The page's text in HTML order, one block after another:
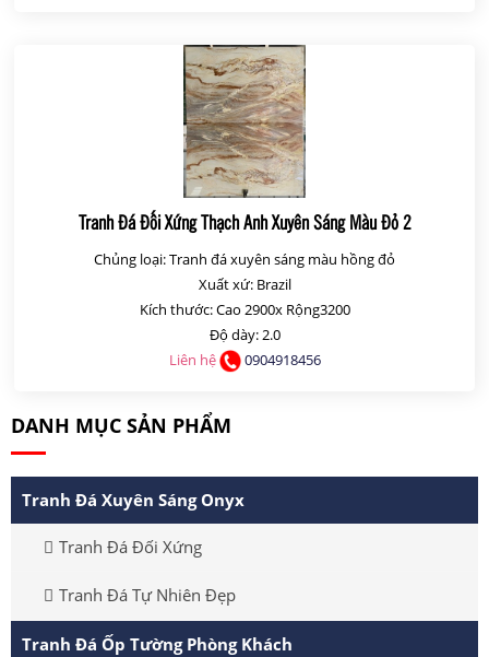
Tranh Đá Đối Xứng Thạch Anh Xuyên Sáng Màu Đỏ 2
Chủng loại: Tranh đá xuyên sáng màu hồng đỏ
Xuất xứ: Brazil
Kích thước: Cao 2900x Rộng3200
Độ dày: 2.0
Liên hệ
0904918456
DANH MỤC SẢN PHẨM
Tranh Đá Xuyên Sáng Onyx
Tranh Đá Đối Xứng
Tranh Đá Tự Nhiên Đẹp
Tranh Đá Ốp Tường Phòng Khách